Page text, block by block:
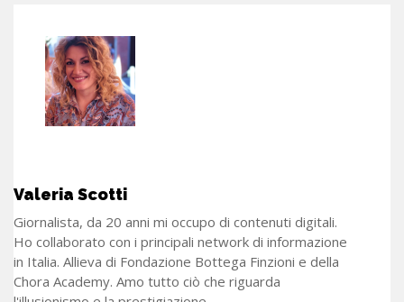
Valeria Scotti
Giornalista, da 20 anni mi occupo di contenuti digitali.
Ho collaborato con i principali network di informazione
in Italia. Allieva di Fondazione Bottega Finzioni e della
Chora Academy. Amo tutto ciò che riguarda